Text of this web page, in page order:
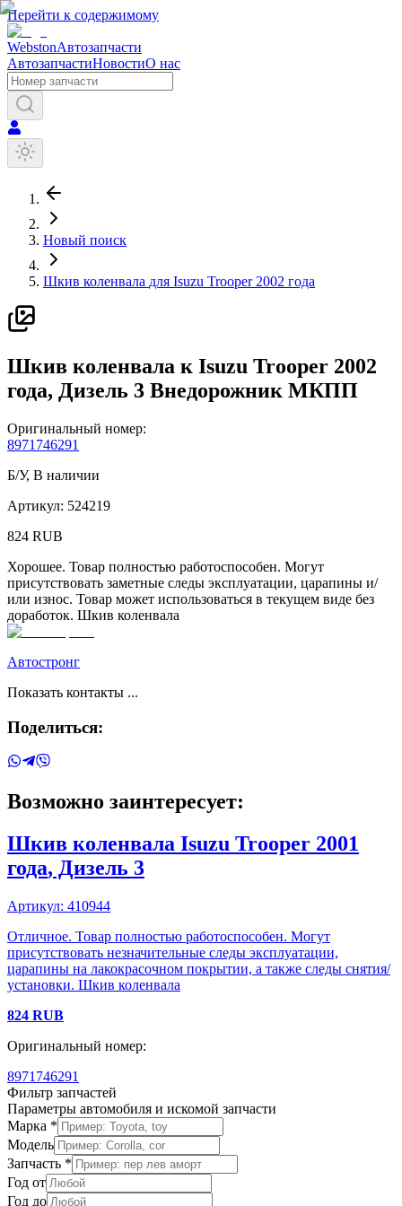
Перейти к содержимому
WebstonАвтозапчасти
АвтозапчастиНовостиО нас
Новый поиск
Шкив коленвала для Isuzu Trooper2002 года
Шкив коленвала к Isuzu Trooper 2002
года, Дизель 3 Внедорожник МКПП
Оригинальный номер:
8971746291
Б/У, В наличии
Артикул: 524219
824 RUB
Хорошее. Товар полностью работоспособен. Могут
присутствовать заметные следы эксплуатации, царапины и/
или износ. Товар может использоваться в текущем виде без
доработок. Шкив коленвала
Автостронг
Показать контакты ...
Поделиться:
Возможно заинтересует:
Шкив коленвала Isuzu Trooper 2001
года, Дизель 3
Артикул: 410944
Отличное. Товар полностью работоспособен. Могут
присутствовать незначительные следы эксплуатации,
царапины на лакокрасочном покрытии, а также следы снятия/
установки. Шкив коленвала
824 RUB
Оригинальный номер:
8971746291
Фильтр запчастей
Параметры автомобиля и искомой запчасти
Марка *
Модель
Запчасть *
Год от
Год до